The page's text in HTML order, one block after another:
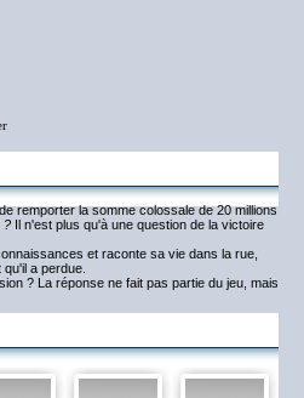
remporter la somme colossale de 20 millions
? Il n'est plus qu'à une question de la victoire
et raconte sa vie dans la rue,
a perdue.
? La réponse ne fait pas partie du jeu, mais